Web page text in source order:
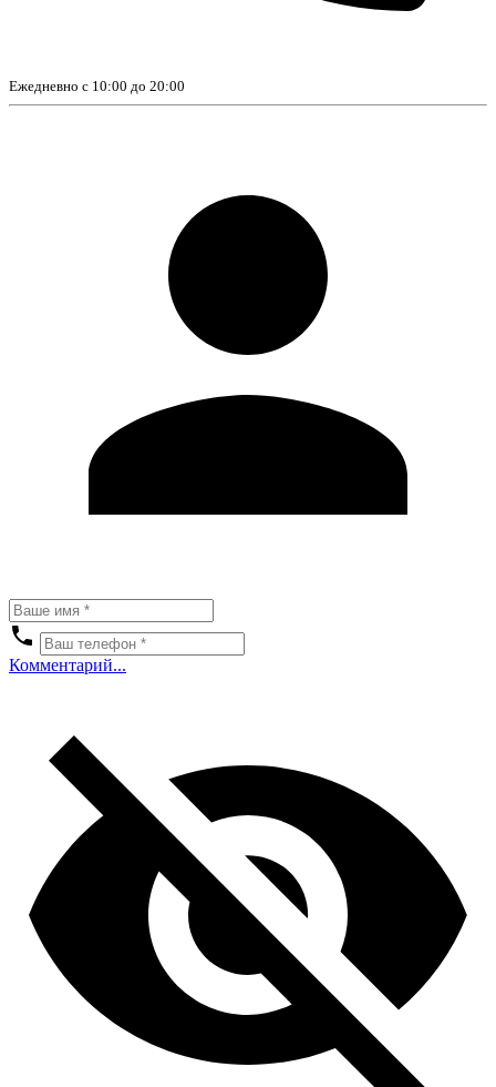
Ежедневно с 10:00 до 20:00
Комментарий...